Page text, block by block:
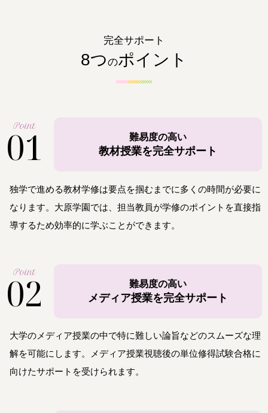
完全サポート
8つのポイント
Point
01 難易度の高い
教材授業を完全サポート
独学で進める教材学修は要点を掴むまでに多くの時間が必要に
なります。大原学園では、担当教員が学修のポイントを直接指
導するため効率的に学ぶことができます。
Point
02 難易度の高い
メディア授業を完全サポート
大学のメディア授業の中で特に難しい論旨などのスムーズな理
解を可能にします。メディア授業視聴後の単位修得試験合格に
向けたサポートを受けられます。